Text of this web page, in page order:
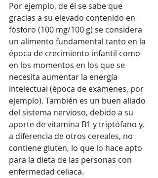
Por ejemplo, de él se sabe que
gracias a su elevado contenido en
fósforo (100 mg/100 g) se considera
un alimento fundamental tanto en la
época de crecimiento infantil como
en los momentos en los que se
necesita aumentar la energía
intelectual (época de exámenes, por
ejemplo). También es un buen aliado
del sistema nervioso, debido a su
aporte de vitamina B1 y triptófano y,
a diferencia de otros cereales, no
contiene gluten, lo que lo hace apto
para la dieta de las personas con
enfermedad celiaca.